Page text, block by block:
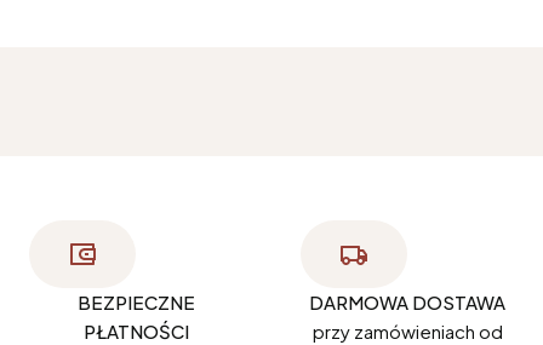
BEZPIECZNE
PŁATNOŚCI
DARMOWA DOSTAWA
przy zamówieniach od